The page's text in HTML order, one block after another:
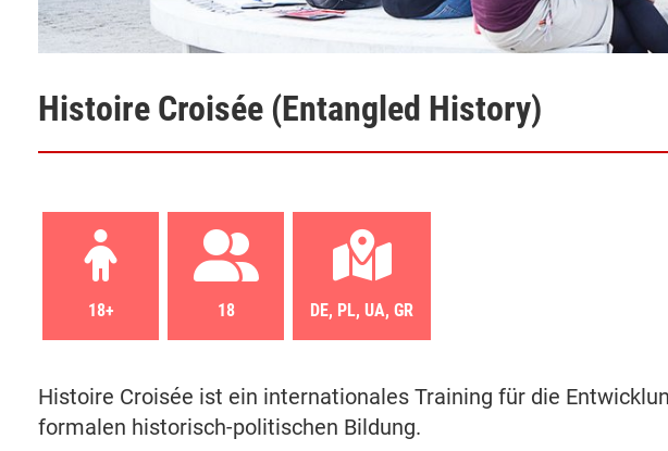
Histoire Croisée (Entangled History)
18+ 18 DE, PL, UA, GR
Histoire Croisée ist ein internationales Training für die
formalen historisch-politischen Bildung.